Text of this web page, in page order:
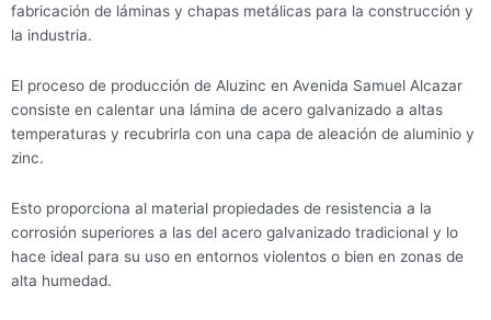
fabricación de láminas y chapas metálicas para la construcción y
la industria.
El proceso de producción de Aluzinc en Avenida Samuel Alcazar
consiste en calentar una lámina de acero galvanizado a altas
temperaturas y recubrirla con una capa de aleación de aluminio y
zinc.
Esto proporciona al material propiedades de resistencia a la
corrosión superiores a las del acero galvanizado tradicional y lo
hace ideal para su uso en entornos violentos o bien en zonas de
alta humedad.